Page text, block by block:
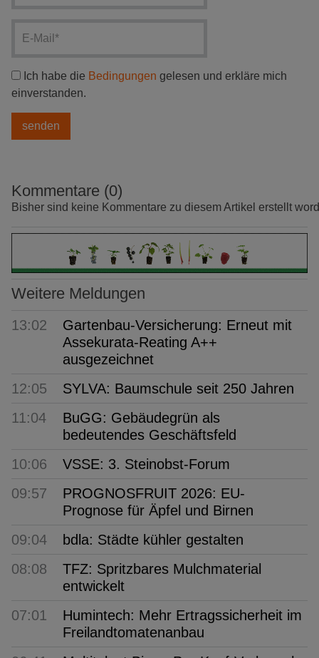
Ich habe die Bedingungen gelesen und erkläre mich
einverstanden.
Kommentare (0)
Bisher sind keine Kommentare zu diesem Artikel erstellt
Weitere Meldungen
13:02
Gartenbau-Versicherung: Erneut mit
Assekurata-Reating A++
ausgezeichnet
12:05
SYLVA: Baumschule seit 250 Jahren
11:04
BuGG: Gebäudegrün als
bedeutendes Geschäftsfeld
10:06
VSSE: 3. Steinobst-Forum
09:57
PROGNOSFRUIT 2026: EU-
Prognose für Äpfel und Birnen
09:04
bdla: Städte kühler gestalten
08:08
TFZ: Spritzbares Mulchmaterial
entwickelt
07:01
Humintech: Mehr Ertragssicherheit im
Freilandtomatenanbau